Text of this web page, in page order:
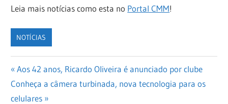
Leia mais notícias como esta no Portal CMM!
NOTÍCIAS
Navegação
de
Previous
Post:
Aos 42 anos, Ricardo Oliveira é anunciado por clube
Next
Post:
Conheça a câmera turbinada, nova tecnologia para os
celulares